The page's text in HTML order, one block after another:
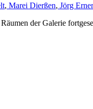
, Marei Dierßen, Jörg
der Galerie